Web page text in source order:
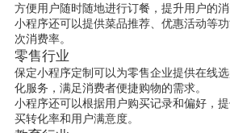
方便用户随时随地进行订餐，提升用户的消
小程序还可以提供菜品推荐、优惠活动等
次消费率。
零售行业
保定小程序定制可以为零售企业提供在线
化服务，满足消费者便捷购物的需求。
小程序还可以根据用户购买记录和偏好，
买转化率和用户满意度。